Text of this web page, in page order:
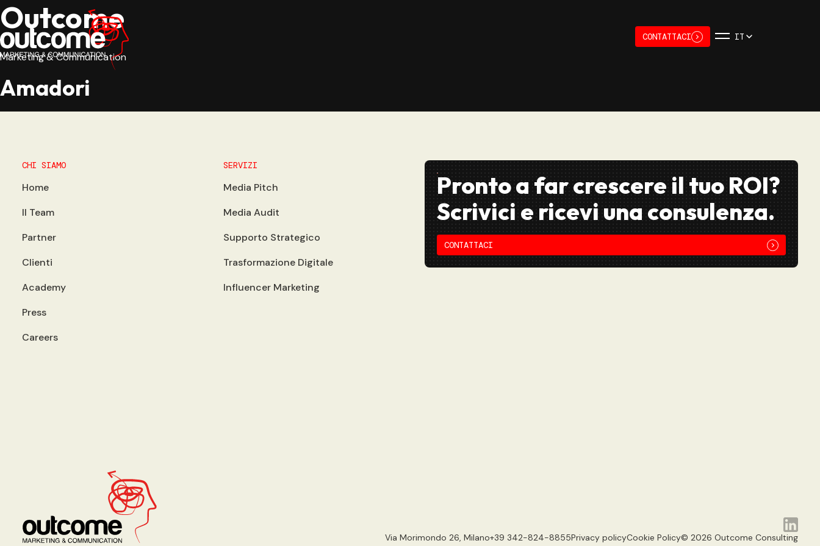
CONTATTACI IT
Outcome
Marketing & Communication
Amadori
CHI SIAMO
Home
Il Team
Partner
Clienti
Academy
Press
Careers
SERVIZI
Media Pitch
Media Audit
Supporto Strategico
Trasformazione Digitale
Influencer Marketing
Pronto a far crescere il tuo ROI?
Scrivici e ricevi una consulenza.
CONTATTACI
Via Morimondo 26, Milano+39 342-824-8855Privacy policyCookie Policy© 2026 Outcome Consulting